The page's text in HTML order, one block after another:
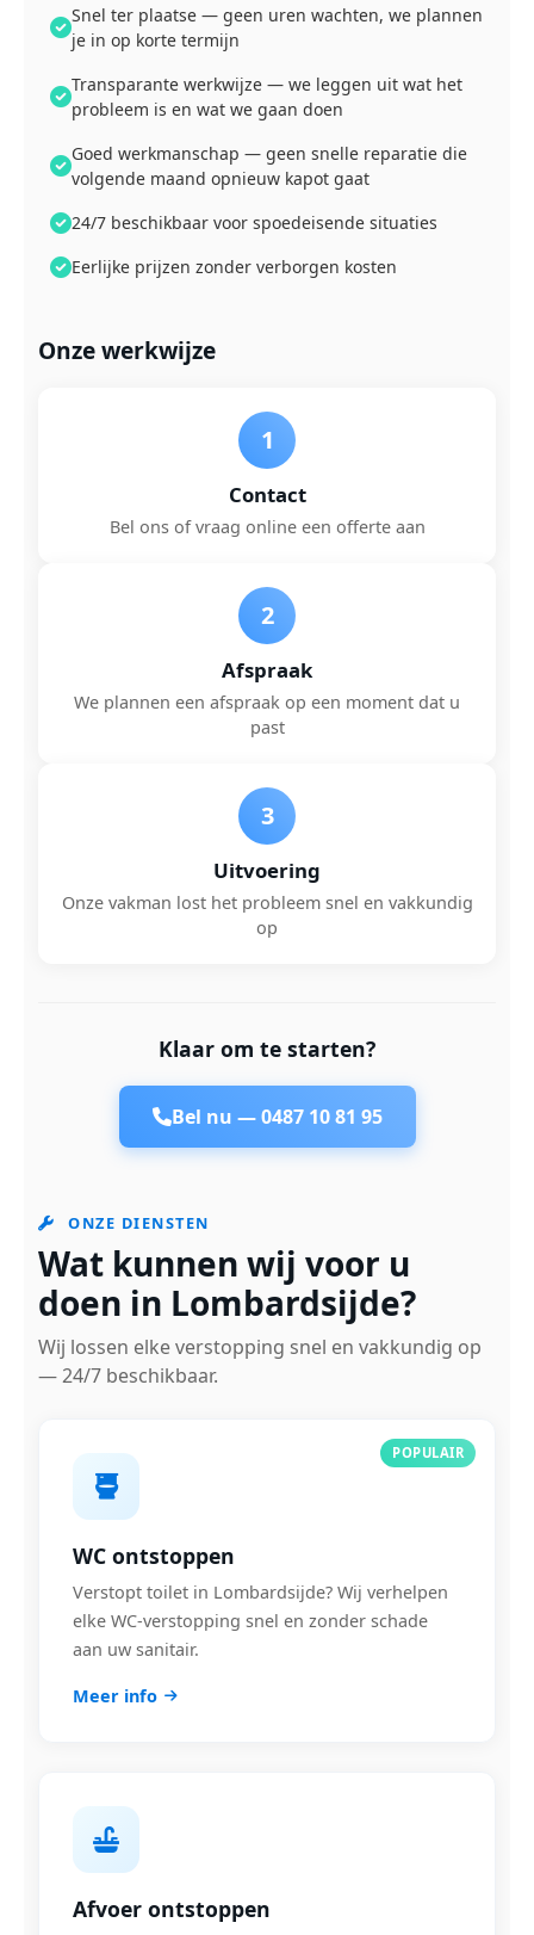
Snel ter plaatse — geen uren wachten, we plannen
je in op korte termijn
Transparante werkwijze — we leggen uit wat het
probleem is en wat we gaan doen
Goed werkmanschap — geen snelle reparatie die
volgende maand opnieuw kapot gaat
24/7 beschikbaar voor spoedeisende situaties
Eerlijke prijzen zonder verborgen kosten
Onze werkwijze
1
Contact
Bel ons of vraag online een offerte aan
2
Afspraak
We plannen een afspraak op een moment dat u
past
3
Uitvoering
Onze vakman lost het probleem snel en vakkundig
op
Klaar om te starten?
Bel nu —0487 10 81 95
ONZE DIENSTEN
Wat kunnen wij voor u
doen in Lombardsijde?
Wij lossen elke verstopping snel en vakkundig op
— 24/7 beschikbaar.
POPULAIR
WC ontstoppen
Verstopt toilet in Lombardsijde? Wij verhelpen
elke WC-verstopping snel en zonder schade
aan uw sanitair.
Meer info
Afvoer ontstoppen